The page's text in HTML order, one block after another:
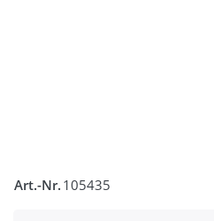
Art.-Nr. 105435